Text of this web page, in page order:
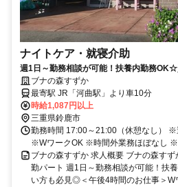
ナイトケア・就寝介助
週1日～勤務相談が可能！扶養内勤務
＜午後4時間のお仕事＞WワークOK◆【鈴
ープホーム、ナイトケア・就寝介助、日勤
ブナの森すずか
最寄駅 JR「河曲駅」より車10分
時給1,087円以上
三重県鈴鹿市
勤務時間 17:00～21:00（休憩なし）
※WワークOK ※時間外業務ほぼなし
ブナの森すずか 求人概要 ブナの森す
勤パート 週1日～勤務相談が可能！扶
い方も必見◎＜午後4時間のお仕事＞